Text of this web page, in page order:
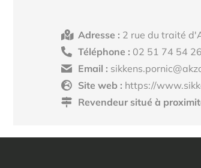
Adresse : 2 rue du traité
Téléphone : 02 51 74 54 26
Email :
Site web : https://
Revendeur situé à